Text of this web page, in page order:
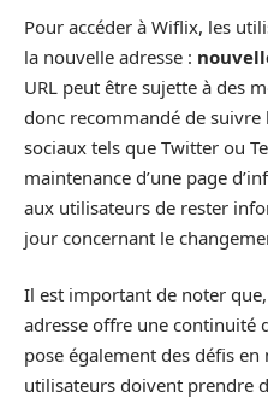
Pour accéder à Wiflix, les
la nouvelle adresse :
URL peut être sujette à des
donc recommandé de suivre
sociaux tels que Twitter ou
maintenance d’une page
aux utilisateurs de rester
jour concernant le
Il est important de noter
adresse offre une continuité
pose également des défis
utilisateurs doivent prendre